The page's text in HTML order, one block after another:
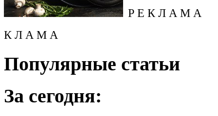
Р Е К Л А М А
К Л А М А
Популярные статьи
За сегодня: